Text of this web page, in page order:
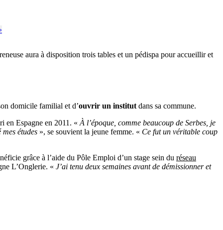
aura à disposition trois tables et un pédispa pour accueillir et
domicile familial et d’ouvrir un institut dans sa commune.
en Espagne en 2011. « À l’époque, comme beaucoup de Serbes, je
études », se souvient la jeune femme. « Ce fut un véritable coup
grâce à l’aide du Pôle Emploi d’un stage sein du réseau
L’Onglerie. « J’ai tenu deux semaines avant de démissionner et